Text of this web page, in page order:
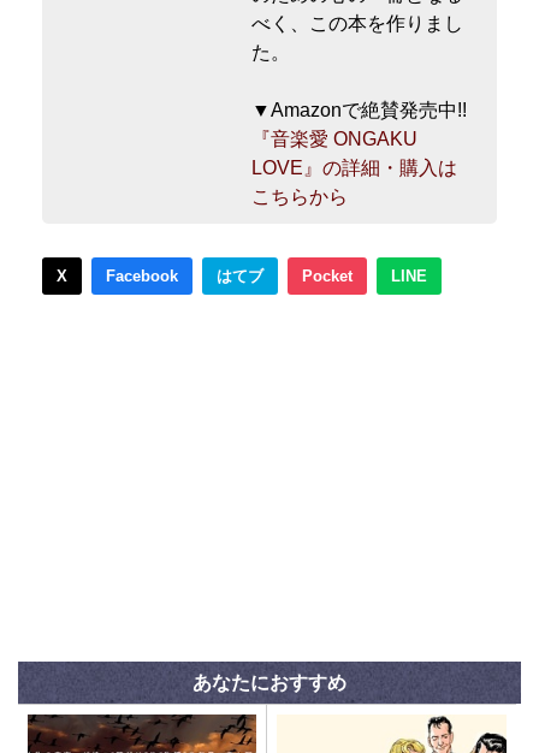
べく、この本を作りまし
た。
▼Amazonで絶賛発売中!!
『音楽愛 ONGAKU
LOVE』の詳細・購入は
こちらから
X Facebook はてブ Pocket LINE
あなたにおすすめ